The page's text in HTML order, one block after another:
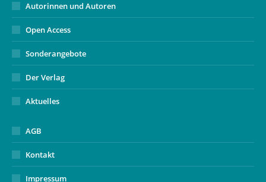
Autorinnen und Autoren
Open Access
Sonderangebote
Der Verlag
Aktuelles
AGB
Kontakt
Impressum